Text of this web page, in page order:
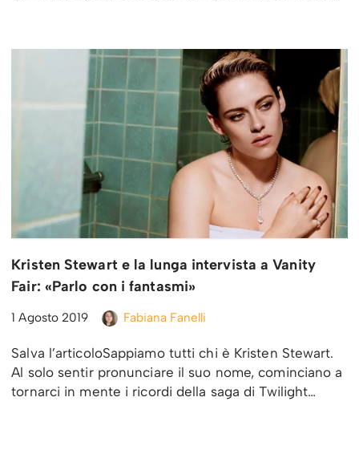
Kristen Stewart e la lunga intervista a Vanity
Fair: «Parlo con i fantasmi»
1 Agosto 2019 Fabiana Fanelli
Salva l’articoloSappiamo tutti chi è Kristen Stewart.
Al solo sentir pronunciare il suo nome, cominciano a
tornarci in mente i ricordi della saga di Twilight…